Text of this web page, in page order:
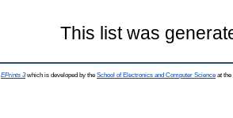
This list was
EPrints 3which is developed by the School of Electronics and Computer Science at